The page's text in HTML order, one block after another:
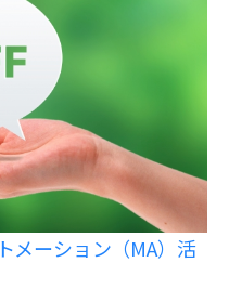
メーション（MA）活